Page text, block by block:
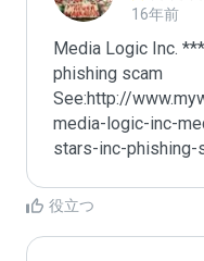
16年前
Media Logic Inc.
phishing scam
See:http://
media-logic-inc-
stars-inc-phishing-
役立つ